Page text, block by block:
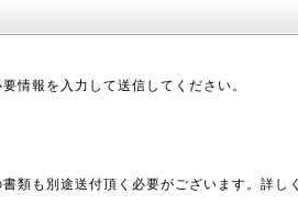
情報を入力して送信してください。
類も別途送付頂く必要がございます。詳し